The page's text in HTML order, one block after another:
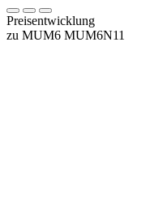
Preisentwicklung
zu MUM6 MUM6N11